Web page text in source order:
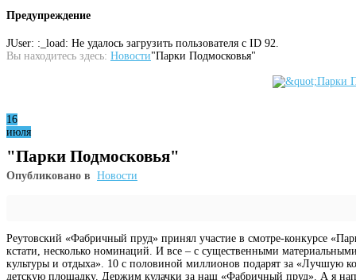
Предупреждение
JUser: :_load: Не удалось загрузить пользователя с ID 92.
Вы находитесь здесь: Новости"Парки Подмосковья"
16
июля
"Парки Подмосковья"
Опубликовано в Новости
Реутовский «Фабричный пруд» принял участие в смотре-конкурсе
кстати, несколько номинаций. И все – с существенными
культуры и отдыха». 10 с половиной миллионов подарят за
детскую площадку. Держим кулачки за наш «Фабричный пруд». А я